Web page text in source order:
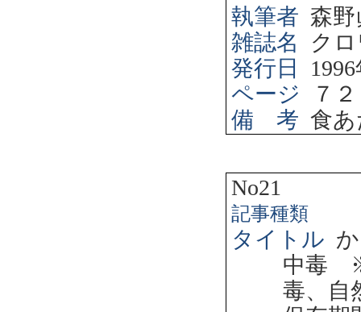
執筆者 森野
雑誌名
ク
発行日
1996
ページ
７
備 考 食あ
No21
記事種類
タイトル
中毒 ※
毒、自